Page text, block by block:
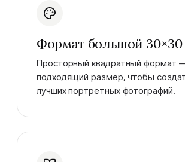
Формат большой
Просторный квадратный формат
подходящий размер, чтобы
лучших портретных фотографий.